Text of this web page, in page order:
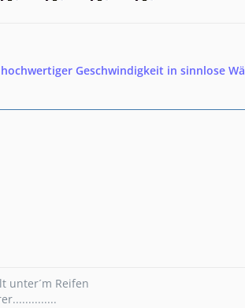
Geschwindigkeit in sinnlose
unter´m Reifen